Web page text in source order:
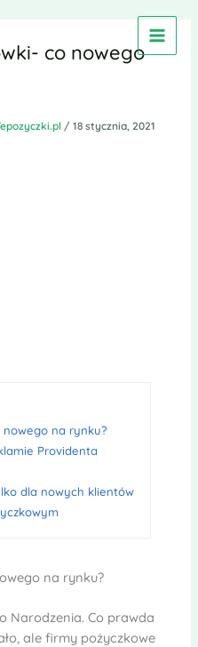
co nowego
/ 18 stycznia, 2021
na rynku?
Providenta
dla nowych klientów
na rynku?
Narodzenia. Co prawda
ale firmy pożyczkowe